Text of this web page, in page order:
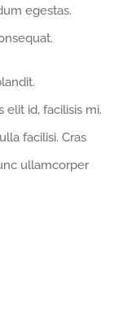
egestas.
elit id, facilisis mi.
facilisi. Cras
ullamcorper